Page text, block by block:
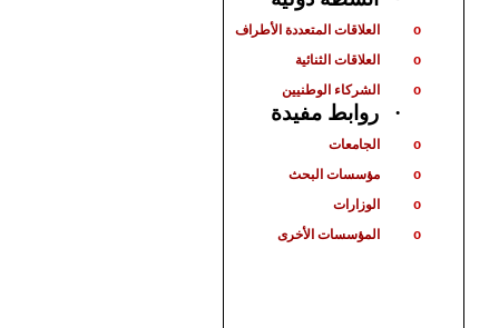
o العلاقات المتعددة الأطراف
o العلاقات الثنائية
o الشركاء الوطنيين
· روابط مفيدة
o الجامعات
o مؤسسات البحث
o الوزارات
o المؤسسات الأخرى